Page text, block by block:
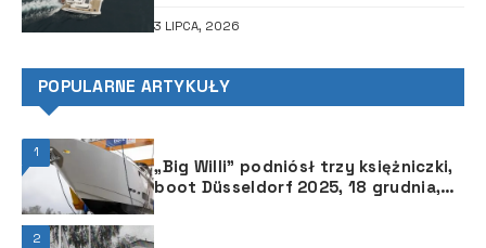
3 LIPCA, 2026
POPULARNE ARTYKUŁY
1
„Big Willi” podniósł trzy księżniczki,
boot Düsseldorf 2025, 18 grudnia,
2